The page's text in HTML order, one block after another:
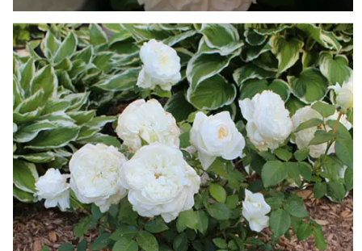
Роза Черная королева (Black Queen)